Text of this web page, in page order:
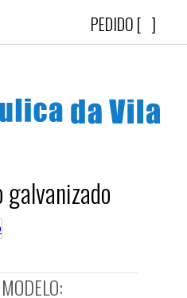
PEDIDO [ ]